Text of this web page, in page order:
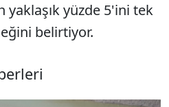
yaklaşık yüzde 5'ini tek
belirtiyor.